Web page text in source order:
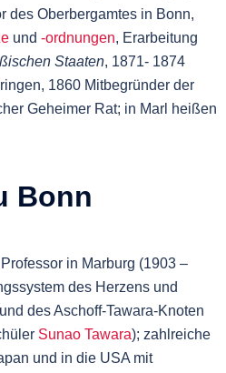
des Oberbergamtes in Bonn,
und -ordnungen, Erarbeitung
Staaten, 1871- 1874
1860 Mitbegründer der
Geheimer Rat; in Marl heißen
Bonn
in Marburg (1903 –
des Herzens und
des Aschoff-Tawara-Knoten
Sunao Tawara); zahlreiche
und in die USA mit